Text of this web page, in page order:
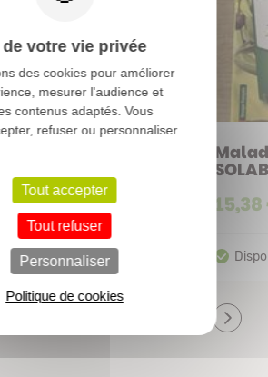
Pucerons
votre vie privée
des cookies pour améliorer
mesurer l'audience et
contenus adaptés. Vous
refuser ou personnaliser
Tout accepter
Tout refuser
Personnaliser
Politique de cookies